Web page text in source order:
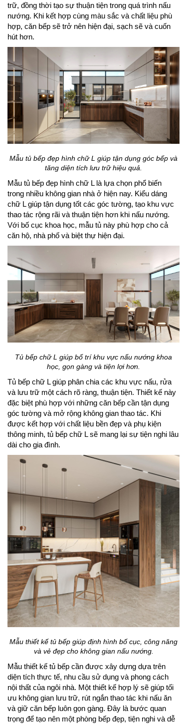
trữ, đồng thời tạo sự thuận tiện trong quá trình nấu
nướng. Khi kết hợp cùng màu sắc và chất liệu phù
hợp, căn bếp sẽ trở nên hiện đại, sạch sẽ và cuốn
hút hơn.
Mẫu tủ bếp đẹp hình chữ L giúp tận dụng góc bếp và
tăng diện tích lưu trữ hiệu quả.
Mẫu tủ bếp đẹp hình chữ L là lựa chọn phổ biến
trong nhiều không gian nhà ở hiện nay. Kiểu dáng
chữ L giúp tận dụng tốt các góc tường, tạo khu vực
thao tác rộng rãi và thuận tiện hơn khi nấu nướng.
Với bố cục khoa học, mẫu tủ này phù hợp cho cả
căn hộ, nhà phố và biệt thự hiện đại.
Tủ bếp chữ L giúp bố trí khu vực nấu nướng khoa
học, gọn gàng và tiện lợi hơn.
Tủ bếp chữ L giúp phân chia các khu vực nấu, rửa
và lưu trữ một cách rõ ràng, thuận tiện. Thiết kế này
đặc biệt phù hợp với những căn bếp cần tận dụng
góc tường và mở rộng không gian thao tác. Khi
được kết hợp với chất liệu bền đẹp và phụ kiện
thông minh, tủ bếp chữ L sẽ mang lại sự tiện nghi lâu
dài cho gia đình.
Mẫu thiết kế tủ bếp giúp định hình bố cục, công năng
và vẻ đẹp cho không gian nấu nướng.
Mẫu thiết kế tủ bếp cần được xây dựng dựa trên
diện tích thực tế, nhu cầu sử dụng và phong cách
nội thất của ngôi nhà. Một thiết kế hợp lý sẽ giúp tối
ưu không gian lưu trữ, rút ngắn thao tác khi nấu ăn
và giữ căn bếp luôn gọn gàng. Đây là bước quan
trọng để tạo nên một phòng bếp đẹp, tiện nghi và dễ